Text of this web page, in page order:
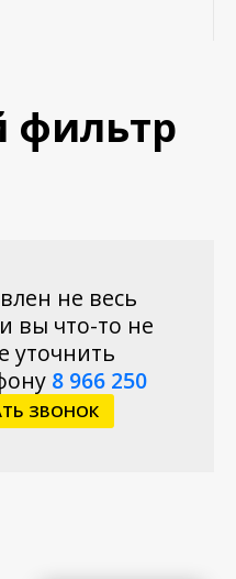
фильтр
не весь
вы что-то не
уточнить
8 966 250
ЗВОНОК